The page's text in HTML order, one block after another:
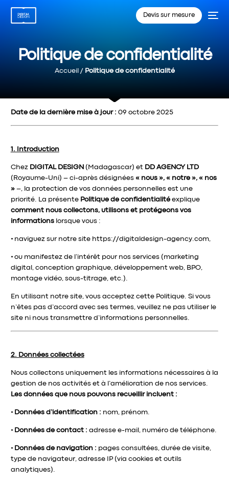
Devis sur mesure
Politique de confidentialité
Accueil / Politique de confidentialité
Date de la dernière mise à jour : 09 octobre 2025
1. Introduction
Chez DIGITAL DESIGN (Madagascar) et DD AGENCY LTD
(Royaume-Uni) – ci-après désignées « nous », « notre », « nos
»–, la protection de vos données personnelles est une
priorité. La présente Politique de confidentialitéexplique
comment nous collectons, utilisons et protégeons vos
informationslorsque vous :
• naviguez sur notre site https://digitaldesign-agency.com,
• ou manifestez de l’intérêt pour nos services (marketing
digital, conception graphique, développement web, BPO,
montage vidéo, sous-titrage, etc.).
En utilisant notre site, vous acceptez cette Politique. Si vous
n’êtes pas d’accord avec ses termes, veuillez ne pas utiliser le
site ni nous transmettre d’informations personnelles.
2. Données collectées
Nous collectons uniquement les informations nécessaires à la
gestion de nos activités et à l’amélioration de nos services.
Les données que nous pouvons recueillir incluent :
• Données d’identification : nom, prénom.
• Données de contact : adresse e-mail, numéro de téléphone.
• Données de navigation : pages consultées, durée de visite,
type de navigateur, adresse IP (via cookies et outils
analytiques).